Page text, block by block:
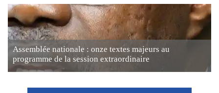
Assemblée nationale : onze textes majeurs au
programme de la session extraordinaire